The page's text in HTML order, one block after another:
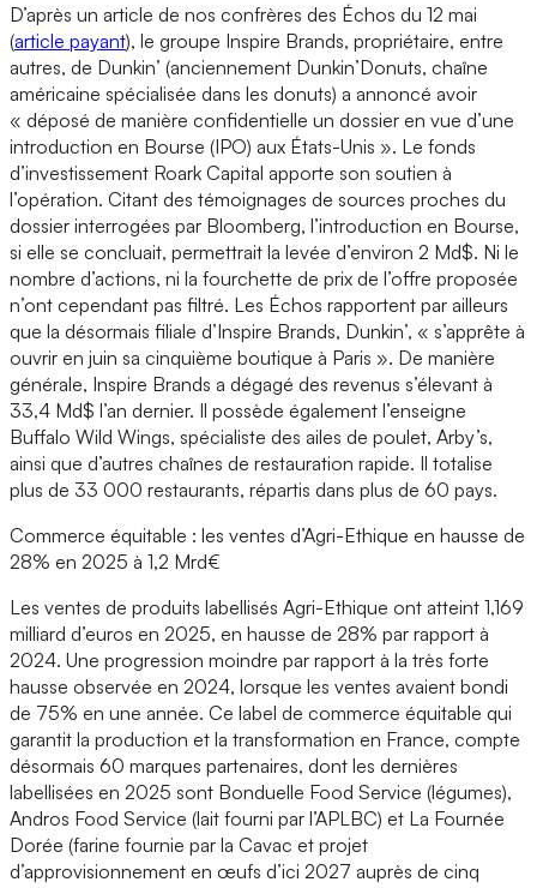
D’après un article de nos confrères des Échos du 12 mai
(article payant), le groupe Inspire Brands, propriétaire, entre
autres, de Dunkin’ (anciennement Dunkin’Donuts, chaîne
américaine spécialisée dans les donuts) a annoncé avoir
« déposé de manière confidentielle un dossier en vue d’une
introduction en Bourse (IPO) aux États-Unis ». Le fonds
d’investissement Roark Capital apporte son soutien à
l’opération. Citant des témoignages de sources proches du
dossier interrogées par Bloomberg, l’introduction en Bourse,
si elle se concluait, permettrait la levée d’environ 2 Md$. Ni le
nombre d’actions, ni la fourchette de prix de l’offre proposée
n’ont cependant pas filtré. Les Échos rapportent par ailleurs
que la désormais filiale d’Inspire Brands, Dunkin’, « s’apprête à
ouvrir en juin sa cinquième boutique à Paris ». De manière
générale, Inspire Brands a dégagé des revenus s’élevant à
33,4 Md$ l’an dernier. Il possède également l’enseigne
Buffalo Wild Wings, spécialiste des ailes de poulet, Arby’s,
ainsi que d’autres chaînes de restauration rapide. Il totalise
plus de 33 000 restaurants, répartis dans plus de 60 pays.
Commerce équitable : les ventes d’Agri-Ethique en hausse de
28% en 2025 à 1,2 Mrd€
Les ventes de produits labellisés Agri-Ethique ont atteint 1,169
milliard d’euros en 2025, en hausse de 28% par rapport à
2024. Une progression moindre par rapport à la très forte
hausse observée en 2024, lorsque les ventes avaient bondi
de 75% en une année. Ce label de commerce équitable qui
garantit la production et la transformation en France, compte
désormais 60 marques partenaires, dont les dernières
labellisées en 2025 sont Bonduelle Food Service (légumes),
Andros Food Service (lait fourni par l’APLBC) et La Fournée
Dorée (farine fournie par la Cavac et projet
d’approvisionnement en œufs d’ici 2027 auprès de cinq